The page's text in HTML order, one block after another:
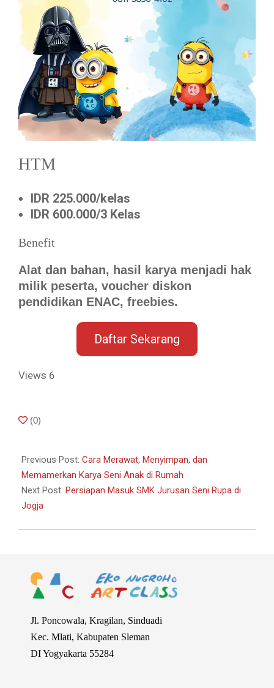
HTM
IDR 225.000/kelas
IDR 600.000/3 Kelas
Benefit
Alat dan bahan, hasil karya menjadi hak
milik peserta, voucher diskon
pendidikan ENAC, freebies.
Daftar Sekarang
Views 6
2026-
(0)
Previous Post: Cara Merawat, Menyimpan, dan
Memamerkan Karya Seni Anak di Rumah
Next Post: Persiapan Masuk SMK Jurusan Seni Rupa di
Jogja
Jl. Poncowala, Kragilan, Sinduadi
Kec. Mlati, Kabupaten Sleman
DI Yogyakarta 55284